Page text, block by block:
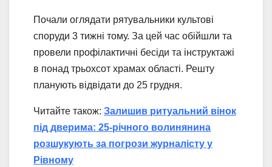
Почали оглядати рятувальники культові
споруди 3 тижні тому. За цей час обійшли та
провели профілактичні бесіди та інструктажі
в понад трьохсот храмах області. Решту
планують відвідати до 25 грудня.
Читайте також: Залишив ритуальний вінок
під дверима: 25-річного волинянина
розшукують за погрози журналісту у
Рівному